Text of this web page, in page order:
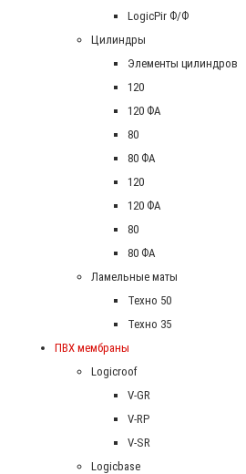
LogicPir Ф/Ф
Цилиндры
Элементы цилиндров
120
120 ФА
80
80 ФА
120
120 ФА
80
80 ФА
Ламельные маты
Техно 50
Техно 35
ПВХ мембраны
Logicroof
V-GR
V-RP
V-SR
Logicbase